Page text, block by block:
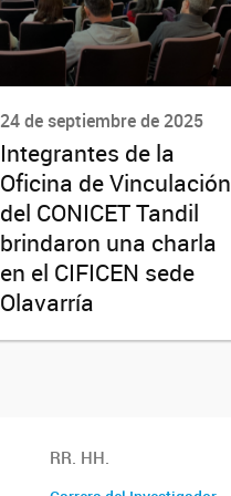
24 de septiembre de 2025
Integrantes de la
Oficina de Vinculación
del CONICET Tandil
brindaron una charla
en el CIFICEN sede
Olavarría
RR. HH.